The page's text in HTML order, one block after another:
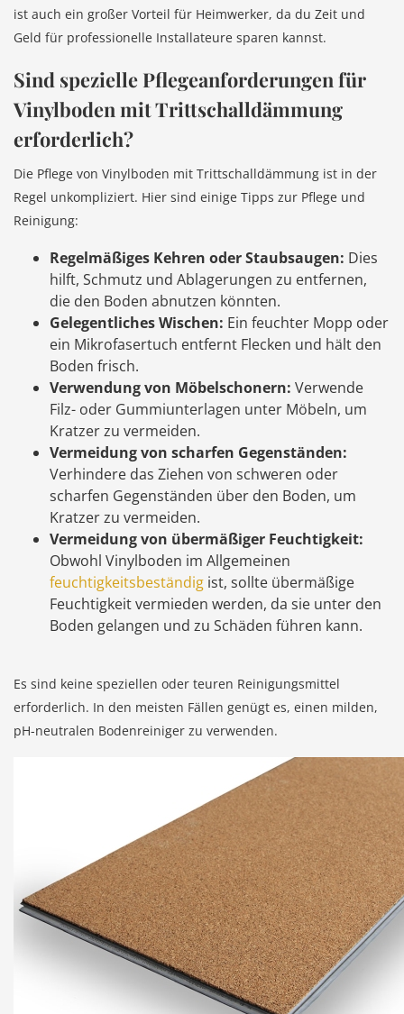
ist auch ein großer Vorteil für Heimwerker, da du Zeit und
Geld für professionelle Installateure sparen kannst.
Sind spezielle Pflegeanforderungen für
Vinylboden mit Trittschalldämmung
erforderlich?
Die Pflege von Vinylboden mit Trittschalldämmung ist in der
Regel unkompliziert. Hier sind einige Tipps zur Pflege und
Reinigung:
Regelmäßiges Kehren oder Staubsaugen: Dies
hilft, Schmutz und Ablagerungen zu entfernen,
die den Boden abnutzen könnten.
Gelegentliches Wischen: Ein feuchter Mopp oder
ein Mikrofasertuch entfernt Flecken und hält den
Boden frisch.
Verwendung von Möbelschonern: Verwende
Filz- oder Gummiunterlagen unter Möbeln, um
Kratzer zu vermeiden.
Vermeidung von scharfen Gegenständen:
Verhindere das Ziehen von schweren oder
scharfen Gegenständen über den Boden, um
Kratzer zu vermeiden.
Vermeidung von übermäßiger Feuchtigkeit:
Obwohl Vinylboden im Allgemeinen
feuchtigkeitsbeständig ist, sollte übermäßige
Feuchtigkeit vermieden werden, da sie unter den
Boden gelangen und zu Schäden führen kann.
Es sind keine speziellen oder teuren Reinigungsmittel
erforderlich. In den meisten Fällen genügt es, einen milden,
pH-neutralen Bodenreiniger zu verwenden.